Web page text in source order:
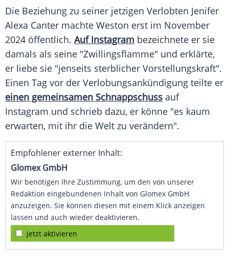
Die Beziehung zu seiner jetzigen Verlobten Jenifer
Alexa Canter machte Weston erst im November
2024 öffentlich. Auf Instagram bezeichnete er sie
damals als seine "Zwillingsflamme" und erklärte,
er liebe sie "jenseits sterblicher Vorstellungskraft".
Einen Tag vor der Verlobungsankündigung teilte er
einen gemeinsamen Schnappschuss auf
Instagram und schrieb dazu, er könne "es kaum
erwarten, mit ihr die Welt zu verändern".
Empfohlener externer Inhalt:
Glomex GmbH
Wir benötigen Ihre Zustimmung, um den von unserer
Redaktion eingebundenen Inhalt von Glomex GmbH
anzuzeigen. Sie können diesen mit einem Klick anzeigen
lassen und auch wieder deaktivieren.
jetzt aktivieren